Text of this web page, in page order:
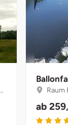
Raum
ab